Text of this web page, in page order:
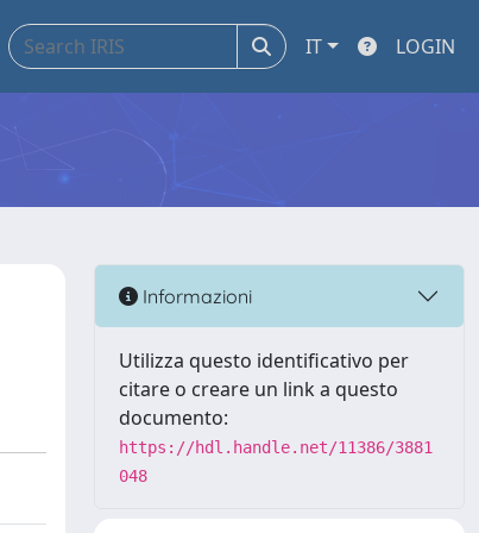
IT LOGIN
Informazioni
Utilizza questo identificativo per
citare o creare un link a questo
documento:
https://hdl.handle.net/11386/3881
048